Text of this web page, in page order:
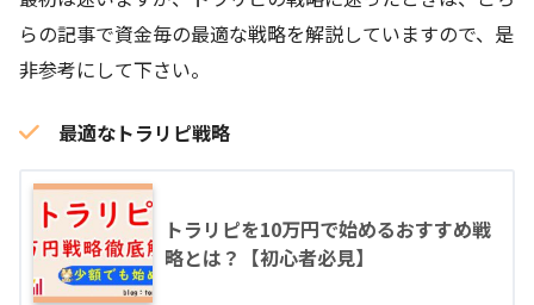
らの記事で資金毎の最適な戦略を解説していますので、是
非参考にして下さい。
最適なトラリピ戦略
トラリピを10万円で始めるおすすめ戦
略とは？【初心者必見】